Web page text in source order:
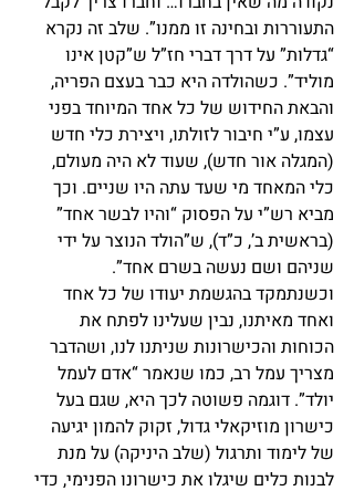
התעוררות ובחינה זו ממנו”. שלב זה נקרא
“גדלות” על דרך דברי חז”ל ש”קטן אינו
מוליד”. כשהולדה היא כבר בעצם הפריה,
והבאת החידוש של כל אחד המיוחד בפני
עצמו, ע”י חיבור לזולתו, ויצירת כלי חדש
(המגלה אור חדש), שעוד לא היה מעולם,
כלי המאחד מי שעד עתה היו שניים. וכך
מביא רש”י על הפסוק “והיו לבשר אחד”
(בראשית ב’, כ”ד), ש”הולד הנוצר על ידי
שניהם ושם נעשה בשרם אחד”.
וכשנתמקד בהגשמת יעודו של כל אחד
ואחד מאיתנו, נבין שעלינו לפתח את
הכוחות והכישרונות שניתנו לנו, ושהדבר
מצריך עמל רב, כמו שנאמר “אדם לעמל
יולד”. דוגמה פשוטה לכך היא, שגם בעל
כישרון מוזיקאלי גדול, זקוק להמון יגיעה
של לימוד ותרגול (שלב היניקה) על מנת
לבנות כלים שיגלו את כישרונו הפנימי, כדי